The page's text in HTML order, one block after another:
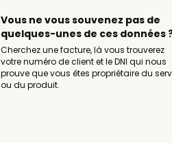
Vous ne vous souvenez pas de
quelques-unes de ces données
Cherchez une facture, là vous trouverez
votre numéro de client et le DNI qui nous
prouve que vous êtes propriétaire du
ou du produit.